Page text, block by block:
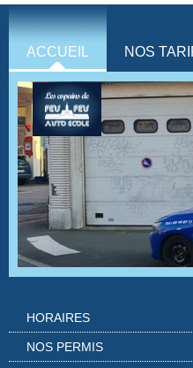
ACCUEIL NOS
HORAIRES
NOS PERMIS